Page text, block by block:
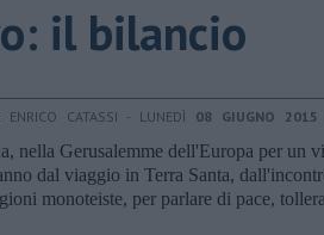
il bilancio
CATASSI - LUNEDÌ 08 GIUGNO 2015
nella Gerusalemme dell'Europa per un
dal viaggio in Terra Santa,
monoteiste, per parlare di pace,